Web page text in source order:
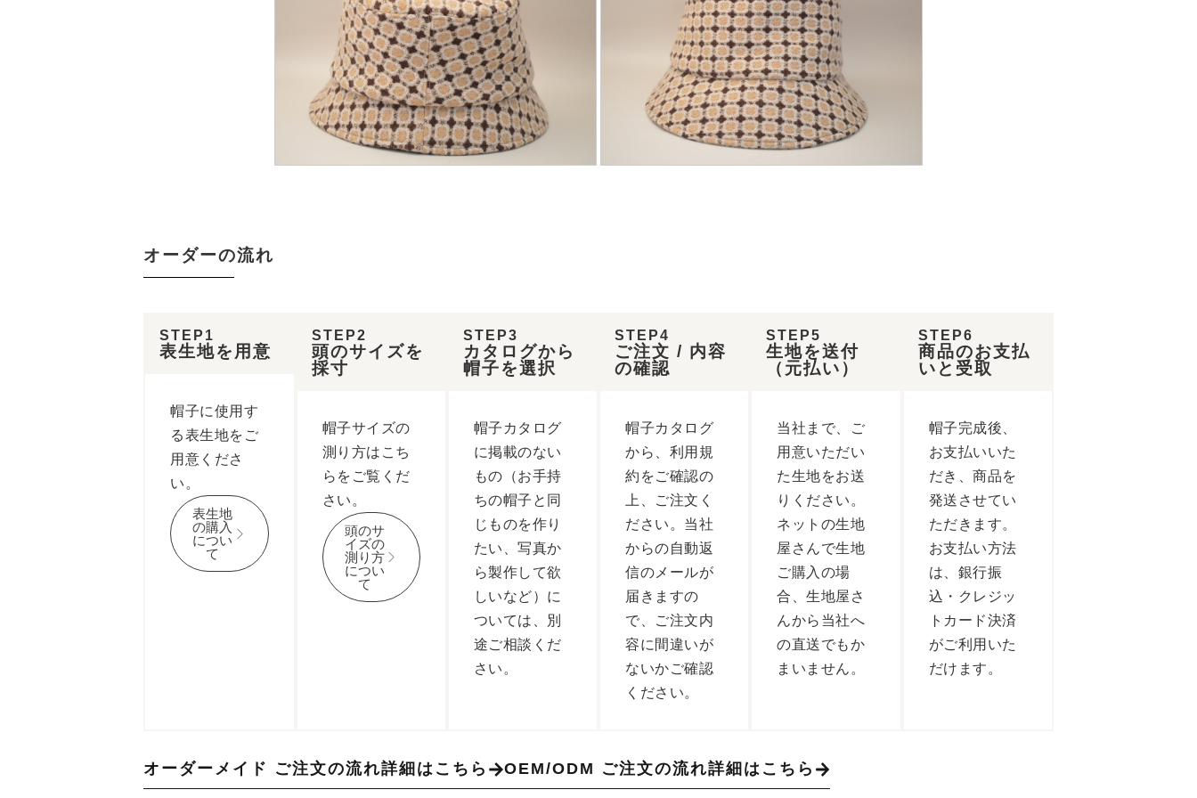
オーダーの流れ
STEP1
表生地を用意
帽子に使用す
る表生地をご
用意くださ
い。
表生地
の購入
につい
て
STEP2
頭のサイズを
採寸
帽子サイズの
測り方はこち
らをご覧くだ
さい。
頭のサ
イズの
測り方
につい
て
STEP3
カタログから
帽子を選択
帽子カタログ
に掲載のない
もの（お手持
ちの帽子と同
じものを作り
たい、写真か
ら製作して欲
しいなど）に
ついては、別
途ご相談くだ
さい。
STEP4
ご注文 / 内容
の確認
帽子カタログ
から、利用規
約をご確認の
上、ご注文く
ださい。当社
からの自動返
信のメールが
届きますの
で、ご注文内
容に間違いが
ないかご確認
ください。
STEP5
生地を送付
（元払い）
当社まで、ご
用意いただい
た生地をお送
りください。
ネットの生地
屋さんで生地
ご購入の場
合、生地屋さ
んから当社へ
の直送でもか
まいません。
STEP6
商品のお支払
いと受取
帽子完成後、
お支払いいた
だき、商品を
発送させてい
ただきます。
お支払い方法
は、銀行振
込・クレジッ
トカード決済
がご利用いた
だけます。
オーダーメイド ご注文の流れ詳細はこちら OEM/ODM ご注文の流れ詳細はこちら